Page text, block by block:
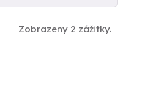
Zobrazeny 2 zážitky.